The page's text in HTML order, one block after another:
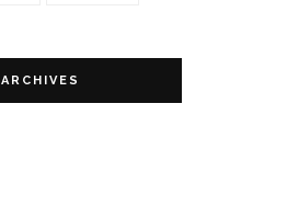
ARCHIVES